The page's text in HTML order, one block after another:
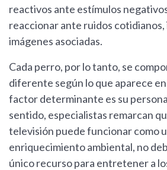
reactivos ante estímulos
reaccionar ante ruidos cotidianos,
imágenes asociadas.
Cada perro, por lo tanto, se
diferente según lo que aparece
factor determinante es su
sentido, especialistas remarcan
televisión puede funcionar como
enriquecimiento ambiental, no
único recurso para entretener a